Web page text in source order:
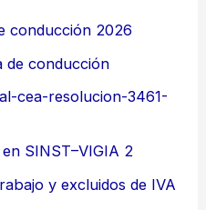
conducción 2026
de conducción
cea-resolucion-3461-
SINST–VIGIA 2
y excluidos de IVA